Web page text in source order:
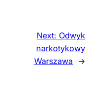
Next: Odwyk
narkotykowy
Warszawa
→